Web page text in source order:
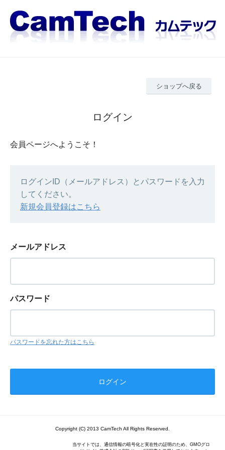
ショップへ戻る
ログイン
会員ページへようこそ！
ログインID（メールアドレス）とパスワードを入力
してください。
新規会員登録はこちら
メールアドレス
パスワード
パスワードを忘れた方はこちら
Copyright (C) 2013 CamTech All Rights Reserved.
当サイトでは、通信情報の暗号化と実在性の証明のため、GMOグロ